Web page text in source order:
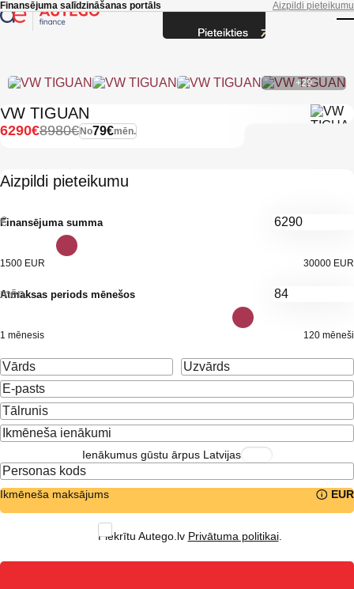
Skip to main content
Finansējuma salīdzināšanas portāls Aizpildi pieteikumu
+29
VW TIGUAN
No79€mēn.
8980€
6290€
Aizpildi pieteikumu
Finansējuma summa
€
1500 EUR 30000 EUR
Atmaksas periods mēnešos
mēn.
1 mēnesis 120 mēneši
Ienākumus gūstu ārpus Latvijas
Ikmēneša maksājums EUR
Piekrītu Autego.lv Privātuma politikai.